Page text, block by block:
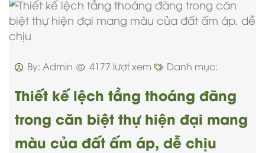
By: Admin 4177 lượt xem Danh mục:
Thiết kế lệch tầng thoáng đãng
trong căn biệt thự hiện đại mang
màu của đất ấm áp, dễ chịu